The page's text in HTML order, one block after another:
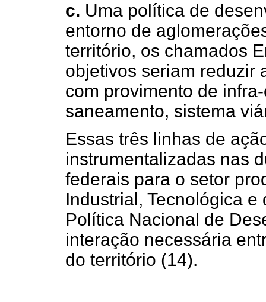
c. Uma política de
entorno de
território, os chamados
objetivos seriam reduzir
com provimento de
saneamento, sistema
Essas três linhas de
instrumentalizadas nas
federais para o setor
Industrial, Tecnológica
Política Nacional de
interação necessária
do território (14).